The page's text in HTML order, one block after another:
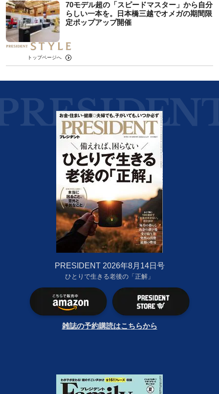
70モデル超の「スピードマスター」から自分
らしい一本を。日本橋三越でオメガの期間限
定ポップアップ開催
トップページへ
PRESIDENT 2026年8月14日号
ひとりで生きる老後の「正解」
雑誌の予約購読はこちらから